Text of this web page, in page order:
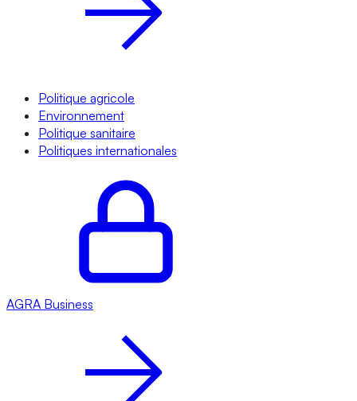
Politique agricole
Environnement
Politique sanitaire
Politiques internationales
AGRA Business